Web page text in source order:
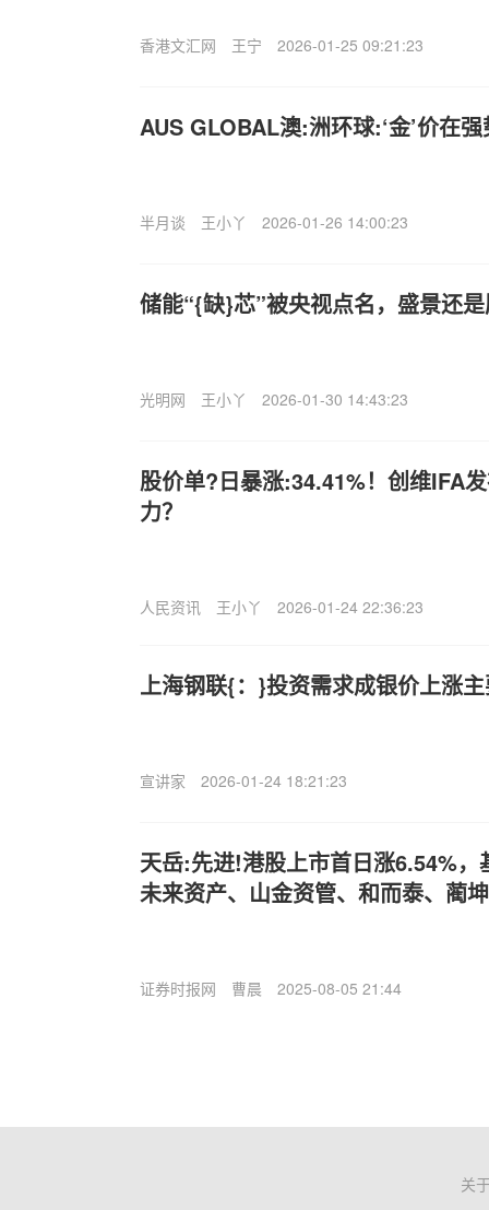
香港文汇网 王宁 2026-01-25 09:21:23
AUS GLOBAL澳:洲环球:‘金’价在
半月谈 王小丫 2026-01-26 14:00:23
储能“{缺}芯”被央视点名，盛景还
光明网 王小丫 2026-01-30 14:43:23
股价单?日暴涨:34.41%！创维IFA
力？
人民资讯 王小丫 2026-01-24 22:36:23
上海钢联{：}投资需求成银价上涨
宣讲家 2026-01-24 18:21:23
天岳:先进!港股上市首日涨6.54%，
未来资产、山金资管、和而泰、蔺
证券时报网 曹晨 2025-08-05 21:44
关